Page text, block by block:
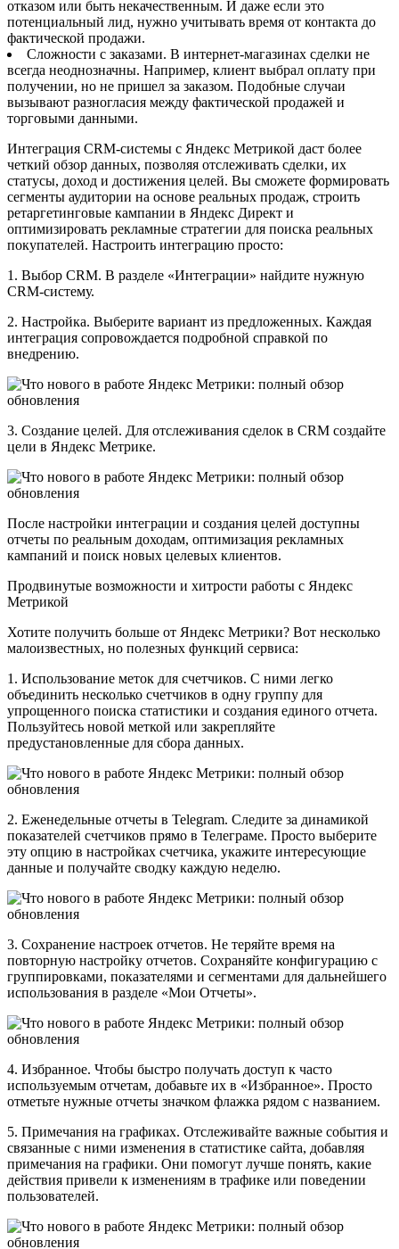
отказом или быть некачественным. И даже если это
потенциальный лид, нужно учитывать время от контакта до
фактической продажи.
Сложности с заказами. В интернет-магазинах сделки не
всегда неоднозначны. Например, клиент выбрал оплату при
получении, но не пришел за заказом. Подобные случаи
вызывают разногласия между фактической продажей и
торговыми данными.
Интеграция CRM-системы с Яндекс Метрикой даст более
четкий обзор данных, позволяя отслеживать сделки, их
статусы, доход и достижения целей. Вы сможете формировать
сегменты аудитории на основе реальных продаж, строить
ретаргетинговые кампании в Яндекс Директ и
оптимизировать рекламные стратегии для поиска реальных
покупателей. Настроить интеграцию просто:
1. Выбор CRM. В разделе «Интеграции» найдите нужную
CRM-систему.
2. Настройка. Выберите вариант из предложенных. Каждая
интеграция сопровождается подробной справкой по
внедрению.
3. Создание целей. Для отслеживания сделок в CRM создайте
цели в Яндекс Метрике.
После настройки интеграции и создания целей доступны
отчеты по реальным доходам, оптимизация рекламных
кампаний и поиск новых целевых клиентов.
Продвинутые возможности и хитрости работы с Яндекс
Метрикой
Хотите получить больше от Яндекс Метрики? Вот несколько
малоизвестных, но полезных функций сервиса:
1. Использование меток для счетчиков. С ними легко
объединить несколько счетчиков в одну группу для
упрощенного поиска статистики и создания единого отчета.
Пользуйтесь новой меткой или закрепляйте
предустановленные для сбора данных.
2. Еженедельные отчеты в Telegram. Следите за динамикой
показателей счетчиков прямо в Телеграме. Просто выберите
эту опцию в настройках счетчика, укажите интересующие
данные и получайте сводку каждую неделю.
3. Сохранение настроек отчетов. Не теряйте время на
повторную настройку отчетов. Сохраняйте конфигурацию с
группировками, показателями и сегментами для дальнейшего
использования в разделе «Мои Отчеты».
4. Избранное. Чтобы быстро получать доступ к часто
используемым отчетам, добавьте их в «Избранное». Просто
отметьте нужные отчеты значком флажка рядом с названием.
5. Примечания на графиках. Отслеживайте важные события и
связанные с ними изменения в статистике сайта, добавляя
примечания на графики. Они помогут лучше понять, какие
действия привели к изменениям в трафике или поведении
пользователей.